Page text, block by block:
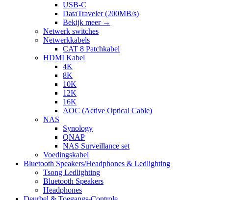
USB-C
DataTraveler (200MB/s)
Bekijk meer →
Netwerk switches
Netwerkkabels
CAT 8 Patchkabel
HDMI Kabel
4K
8K
10K
12K
16K
AOC (Active Optical Cable)
NAS
Synology
QNAP
NAS Surveillance set
Voedingskabel
Bluetooth Speakers/Headphones & Ledlighting
Tsong Ledlighting
Bluetooth Speakers
Headphones